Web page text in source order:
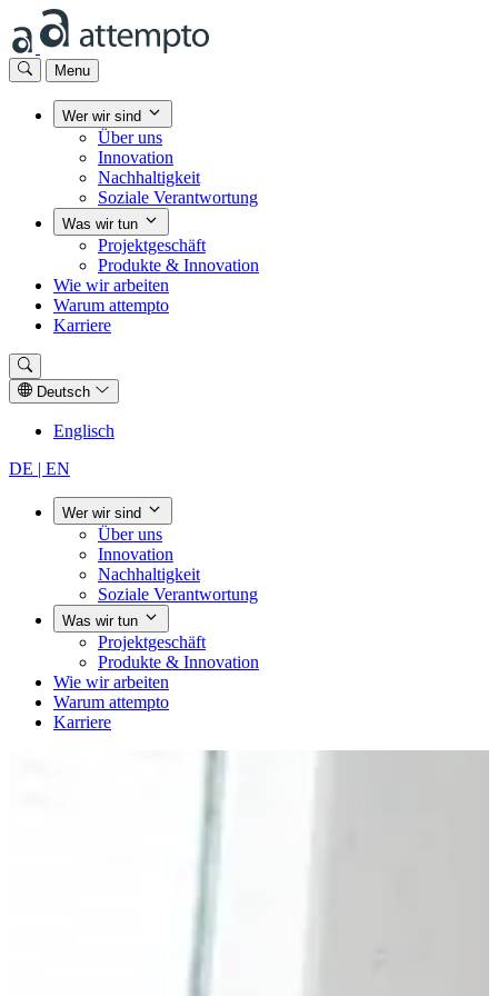
Menu
Wer wir sind
Über uns
Innovation
Nachhaltigkeit
Soziale Verantwortung
Was wir tun
Projektgeschäft
Produkte & Innovation
Wie wir arbeiten
Warum attempto
Karriere
Deutsch
Englisch
DE | EN
Wer wir sind
Über uns
Innovation
Nachhaltigkeit
Soziale Verantwortung
Was wir tun
Projektgeschäft
Produkte & Innovation
Wie wir arbeiten
Warum attempto
Karriere